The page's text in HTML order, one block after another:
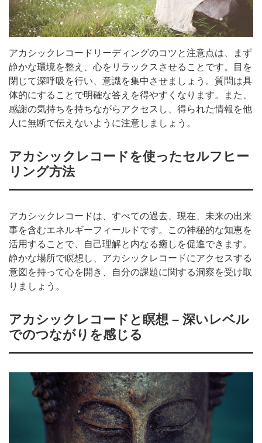
アカシックレコードリーディングのコツと注意点は、まず
静かな環境を整え、心をリラックスさせることです。目を
閉じて深呼吸を行い、意識を集中させましょう。質問は具
体的にすることで明確な答えを得やすくなります。また、
感謝の気持ちを持ちながらアクセスし、得られた情報を他
人に無断で伝えないように注意しましょう。
アカシックレコードを使ったセルフヒー
リング方法
アカシックレコードは、すべての過去、現在、未来の出来
事を含むエネルギーフィールドです。この神秘的な知恵を
活用することで、自己理解と内なる癒しを促進できます。
静かな場所で瞑想し、アカシックレコードにアクセスする
意図を持って心を開き、自分の課題に関する洞察を受け取
りましょう。
アカシックレコードと瞑想 – 深いレベル
でのつながりを感じる